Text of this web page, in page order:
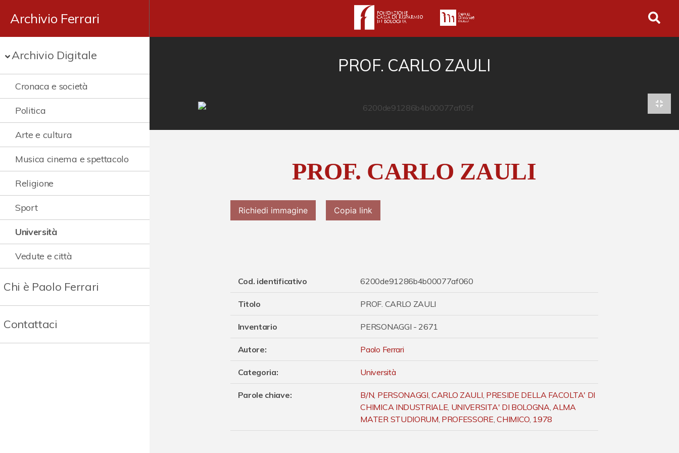
Archivio Ferrari
Archivio Digitale
Cronaca e società
Politica
Arte e cultura
Musica cinema e spettacolo
Religione
Sport
Università
Vedute e città
Chi è Paolo Ferrari
Contattaci
PROF. CARLO ZAULI
PROF. CARLO ZAULI
Richiedi immagine Copia link
Cod. identificativo 6200de91286b4b00077af060
Titolo PROF. CARLO ZAULI
Inventario PERSONAGGI - 2671
Autore: Paolo Ferrari
Categoria: Università
Parole chiave: B/N, PERSONAGGI,CARLO ZAULI, PRESIDE DELLA FACOLTA' DI
CHIMICA INDUSTRIALE, UNIVERSITA' DI BOLOGNA,ALMA
MATER STUDIORUM, PROFESSORE,CHIMICO, 1978